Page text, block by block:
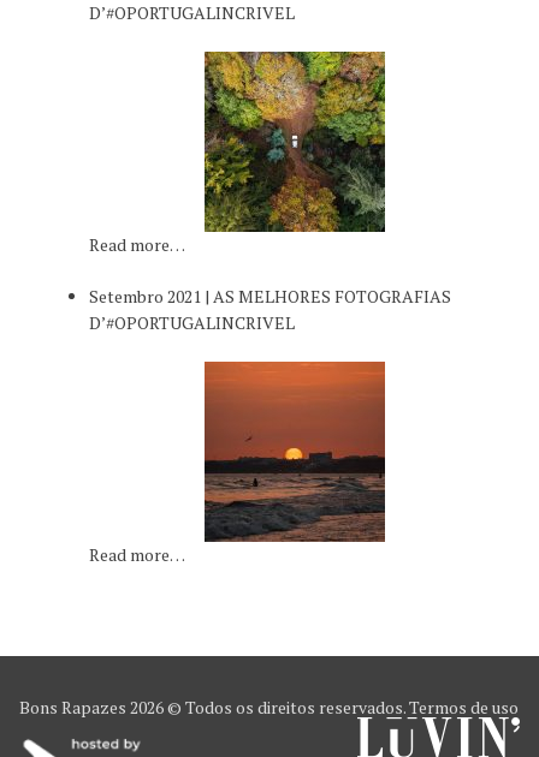
D’#OPORTUGALINCRIVEL
Read more…
Setembro 2021 | AS MELHORES FOTOGRAFIAS
D’#OPORTUGALINCRIVEL
Read more…
Bons Rapazes 2026 © Todos os direitos reservados.Termos de uso